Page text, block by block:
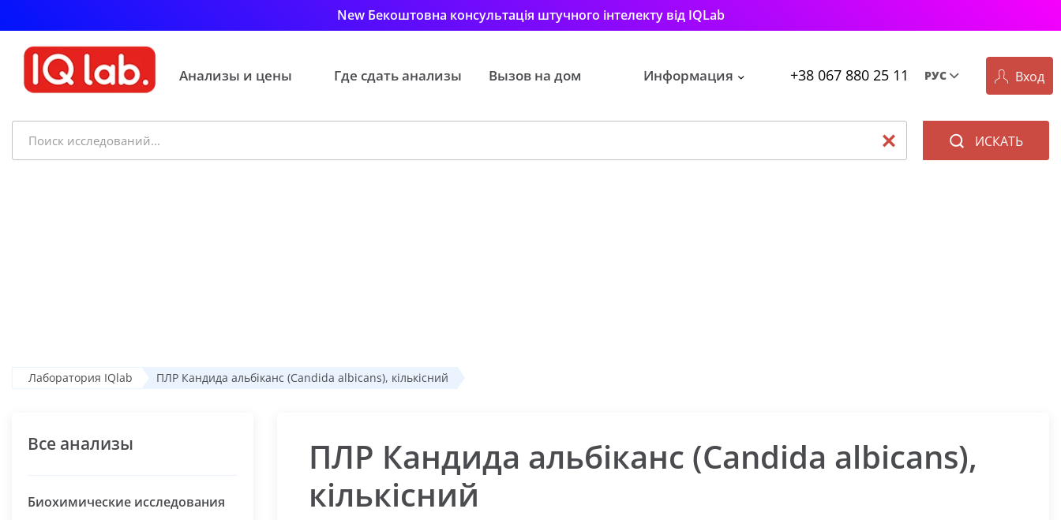
New Бекоштовна консультація штучного інтелекту від IQLab
Анализы и цены Где сдать анализы Вызов на дом Информация +38 067 880 25 11
РУС
Вход
ИСКАТЬ
Лаборатория IQlab ПЛР Кандида альбіканс (Candida albicans), кількісний
Все анализы
Биохимические исследования
ПЛР Кандида альбіканс (Candida albicans),
кількісний